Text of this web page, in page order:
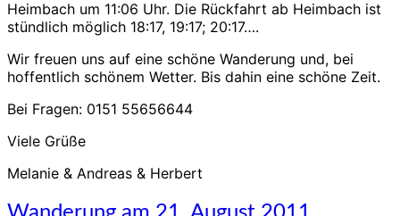
Heimbach um 11:06 Uhr. Die Rückfahrt ab Heimbach ist
stündlich möglich 18:17, 19:17; 20:17….
Wir freuen uns auf eine schöne Wanderung und, bei
hoffentlich schönem Wetter. Bis dahin eine schöne Zeit.
Bei Fragen: 0151 55656644
Viele Grüße
Melanie & Andreas & Herbert
Wanderung